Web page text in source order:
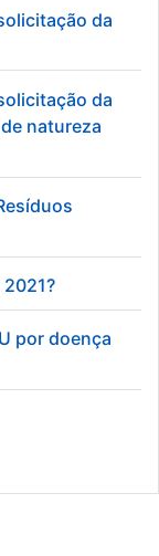
da
da
natureza
por doença